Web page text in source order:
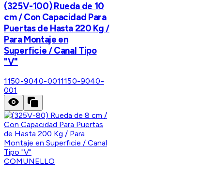
(325V-100) Rueda de 10
cm / Con Capacidad Para
Puertas de Hasta 220 Kg /
Para Montaje en
Superficie / Canal Tipo
"V"
1150-9040-0011150-9040-
001
COMUNELLO